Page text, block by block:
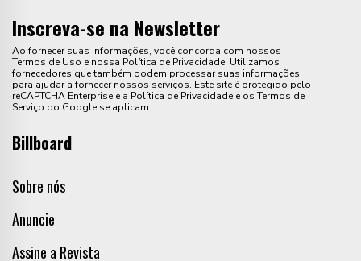
Inscreva-se na Newsletter
Ao fornecer suas informações, você concorda com nossos
Termos de Uso e nossa Política de Privacidade. Utilizamos
fornecedores que também podem processar suas informações
para ajudar a fornecer nossos serviços. Este site é protegido pelo
reCAPTCHA Enterprise e a Política de Privacidade e os Termos de
Serviço do Google se aplicam.
Billboard
Sobre nós
Anuncie
Assine a Revista